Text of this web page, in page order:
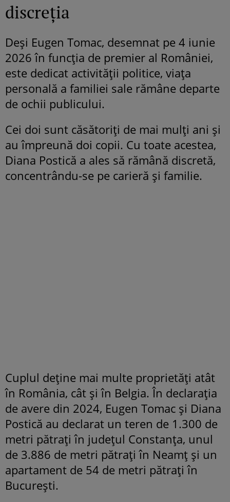
discreția
Deși Eugen Tomac, desemnat pe 4 iunie
2026 în funcția de premier al României,
este dedicat activității politice, viața
personală a familiei sale rămâne departe
de ochii publicului.
Cei doi sunt căsătoriți de mai mulți ani și
au împreună doi copii. Cu toate acestea,
Diana Postică a ales să rămână discretă,
concentrându-se pe carieră și familie.
Cuplul deține mai multe proprietăți atât
în România, cât și în Belgia. În declarația
de avere din 2024, Eugen Tomac și Diana
Postică au declarat un teren de 1.300 de
metri pătrați în județul Constanța, unul
de 3.886 de metri pătrați în Neamț și un
apartament de 54 de metri pătrați în
București.